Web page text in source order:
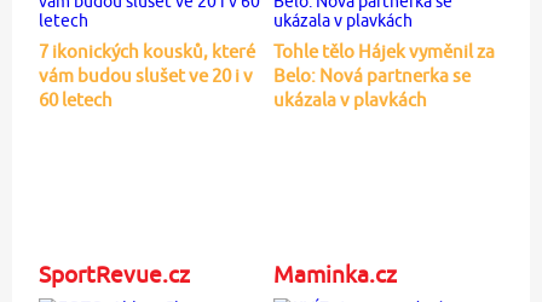
7 ikonických kousků, které
vám budou slušet ve 20 i v
60 letech
Tohle tělo Hájek vyměnil za
Belo: Nová partnerka se
ukázala v plavkách
SportRevue.cz Maminka.cz